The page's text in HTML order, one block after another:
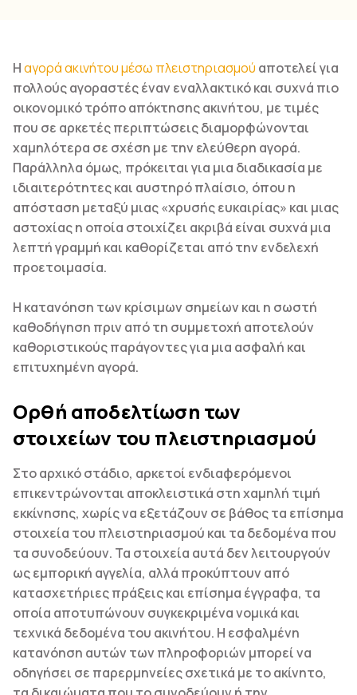
Ηαγορά ακινήτου μέσω πλειστηριασμού αποτελεί για
πολλούς αγοραστές έναν εναλλακτικό και συχνά πιο
οικονομικό τρόπο απόκτησης ακινήτου, με τιμές
που σε αρκετές περιπτώσεις διαμορφώνονται
χαμηλότερα σε σχέση με την ελεύθερη αγορά.
Παράλληλα όμως, πρόκειται για μια διαδικασία με
ιδιαιτερότητες και αυστηρό πλαίσιο, όπου η
απόσταση μεταξύ μιας «χρυσής ευκαιρίας» και μιας
αστοχίας η οποία στοιχίζει ακριβά είναι συχνά μια
λεπτή γραμμή και καθορίζεται από την ενδελεχή
προετοιμασία.
Η κατανόηση των κρίσιμων σημείων και η σωστή
καθοδήγηση πριν από τη συμμετοχή αποτελούν
καθοριστικούς παράγοντες για μια ασφαλή και
επιτυχημένη αγορά.
Ορθή αποδελτίωση των
στοιχείων του πλειστηριασμού
Στο αρχικό στάδιο, αρκετοί ενδιαφερόμενοι
επικεντρώνονται αποκλειστικά στη χαμηλή τιμή
εκκίνησης, χωρίς να εξετάζουν σε βάθος τα επίσημα
στοιχεία του πλειστηριασμού και τα δεδομένα που
τα συνοδεύουν. Τα στοιχεία αυτά δεν λειτουργούν
ως εμπορική αγγελία, αλλά προκύπτουν από
κατασχετήριες πράξεις και επίσημα έγγραφα, τα
οποία αποτυπώνουν συγκεκριμένα νομικά και
τεχνικά δεδομένα του ακινήτου. Η εσφαλμένη
κατανόηση αυτών των πληροφοριών μπορεί να
οδηγήσει σε παρερμηνείες σχετικά με το ακίνητο,